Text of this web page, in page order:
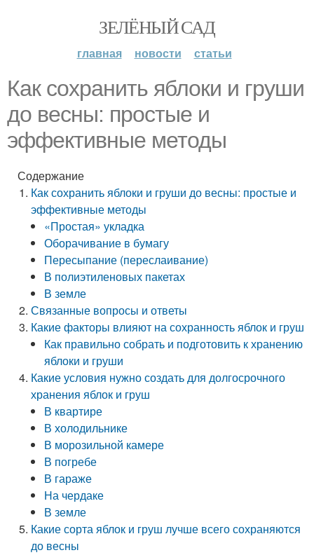
ЗЕЛЁНЫЙ САД
главная новости статьи
Как сохранить яблоки и груши
до весны: простые и
эффективные методы
Содержание
Как сохранить яблоки и груши до весны: простые и
эффективные методы
«Простая» укладка
Оборачивание в бумагу
Пересыпание (переслаивание)
В полиэтиленовых пакетах
В земле
Связанные вопросы и ответы
Какие факторы влияют на сохранность яблок и груш
Как правильно собрать и подготовить к хранению
яблоки и груши
Какие условия нужно создать для долгосрочного
хранения яблок и груш
В квартире
В холодильнике
В морозильной камере
В погребе
В гараже
На чердаке
В земле
Какие сорта яблок и груш лучше всего сохраняются
до весны